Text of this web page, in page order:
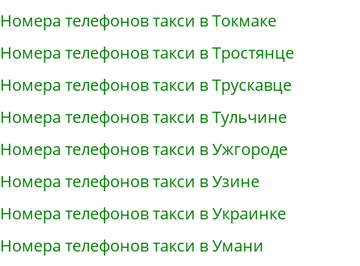
Номера телефонов такси в Токмаке
Номера телефонов такси в Тростянце
Номера телефонов такси в Трускавце
Номера телефонов такси в Тульчине
Номера телефонов такси в Ужгороде
Номера телефонов такси в Узине
Номера телефонов такси в Украинке
Номера телефонов такси в Умани